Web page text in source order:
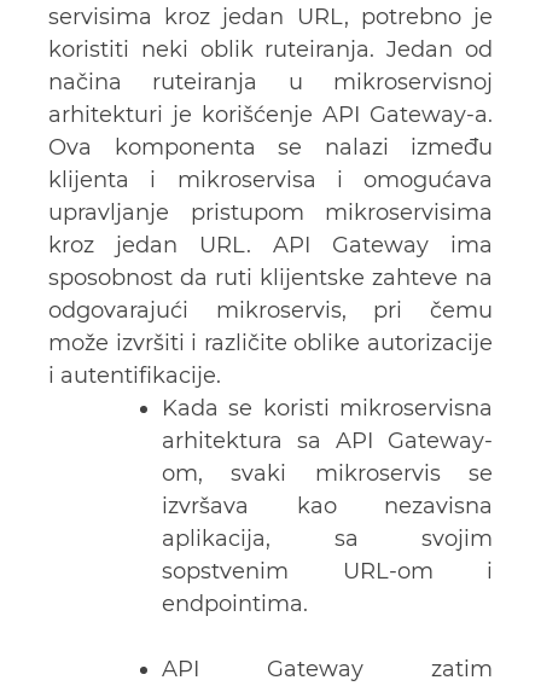
servisima kroz jedan URL, potrebno je
koristiti neki oblik ruteiranja. Jedan od
načina ruteiranja u mikroservisnoj
arhitekturi je korišćenje API Gateway-a.
Ova komponenta se nalazi između
klijenta i mikroservisa i omogućava
upravljanje pristupom mikroservisima
kroz jedan URL. API Gateway ima
sposobnost da ruti klijentske zahteve na
odgovarajući mikroservis, pri čemu
može izvršiti i različite oblike autorizacije
i autentifikacije.
Kada se koristi mikroservisna
arhitektura sa API Gateway-
om, svaki mikroservis se
izvršava kao nezavisna
aplikacija, sa svojim
sopstvenim URL-om i
endpointima.
API Gateway zatim